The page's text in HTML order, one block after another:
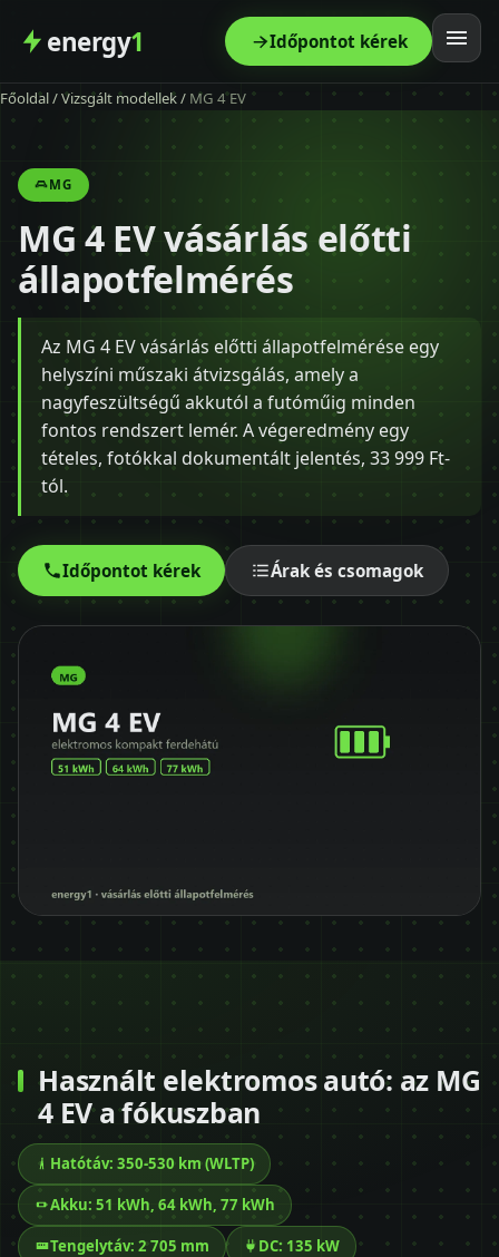
energy1 Időpontot kérek
Főoldal
Szolgáltatás
Árak
Modellek
Kapcsolat
Blog
+36 30 680 7511
Főoldal/Vizsgált modellek/ MG 4 EV
MG
MG 4 EV vásárlás előtti
állapotfelmérés
Az MG 4 EV vásárlás előtti állapotfelmérése egy
helyszíni műszaki átvizsgálás, amely a
nagyfeszültségű akkutól a futóműig minden
fontos rendszert lemér. A végeredmény egy
tételes, fotókkal dokumentált jelentés, 33 999 Ft-
tól.
Időpontot kérek Árak és csomagok
Használt elektromos autó: az MG
4 EV a fókuszban
Hatótáv: 350-530 km (WLTP)
Akku: 51 kWh, 64 kWh, 77 kWh
Tengelytáv: 2 705 mm DC: 135 kW